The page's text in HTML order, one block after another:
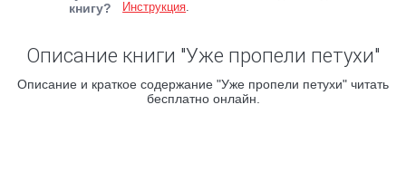
книгу?
Инструкция.
Описание книги "Уже пропели петухи"
Описание и краткое содержание "Уже пропели петухи" читать
бесплатно онлайн.